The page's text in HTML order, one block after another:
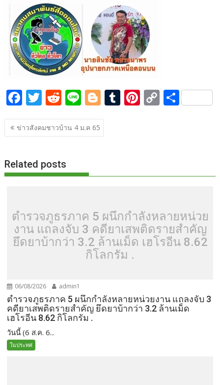
e
b
o
o
k
itt
er
d
di
t
g
g
er
m
bl
r
er
e
st
F
ac
e
o
o
T
w
itt
R
e
d
t
Li
n
e
Bl
o
T Pi C
n
S
แนะแนว
เรื่อง
ข่าวสังคมชาวบ้าน 4 ม.ค 65
Related posts
ตำรวจภูธรภาค 5 ผนึกกำลังหลายหน่วย
งาน แถลงจับ 3 คดียาเสพติดรายสำคัญ
ยึดยาบ้ากว่า 3.2 ล้านเม็ด เฮโรอีน 8.62
กิโลกรัม .
06/08/2026 admin1
ตำรวจภูธรภาค 5 ผนึกกำลังหลายหน่วยงาน แถลงจับ 3
คดียาเสพติดรายสำคัญ ยึดยาบ้ากว่า 3.2 ล้านเม็ด
เฮโรอีน 8.62 กิโลกรัม .
วันนี้ (6 ส.ค. 6...
ในประทศ